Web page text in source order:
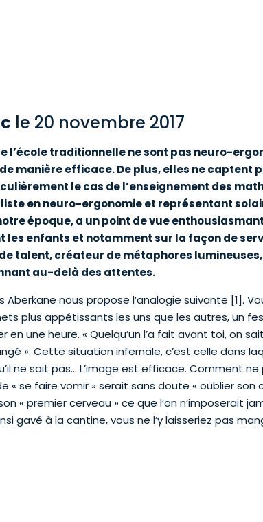
le 20 novembre 2017
l’école traditionnelle ne sont pas neuro-
manière efficace. De plus, elles ne captent
le cas de l’enseignement des
en neuro-ergonomie et représentant
époque, a un point de vue
les enfants et notamment sur la façon de
talent, créateur de métaphores
au-delà des attentes.
nous propose l’analogie suivante [1].
plus appétissants les uns que les autres, un
une heure. « Quelqu’un l’a fait avant toi, on
». Cette situation infernale, c’est celle dans
ne sait pas… L’image est efficace. Comment
se faire vomir » serait sans doute « oublier son
« premier cerveau » ce que l’on n’imposerait
gavé à la cantine, vous ne l’y laisseriez pas